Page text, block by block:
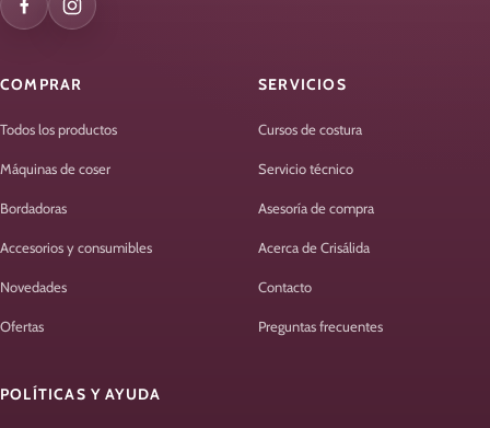
COMPRAR
Todos los productos
Máquinas de coser
Bordadoras
Accesorios y consumibles
Novedades
Ofertas
SERVICIOS
Cursos de costura
Servicio técnico
Asesoría de compra
Acerca de Crisálida
Contacto
Preguntas frecuentes
POLÍTICAS Y AYUDA